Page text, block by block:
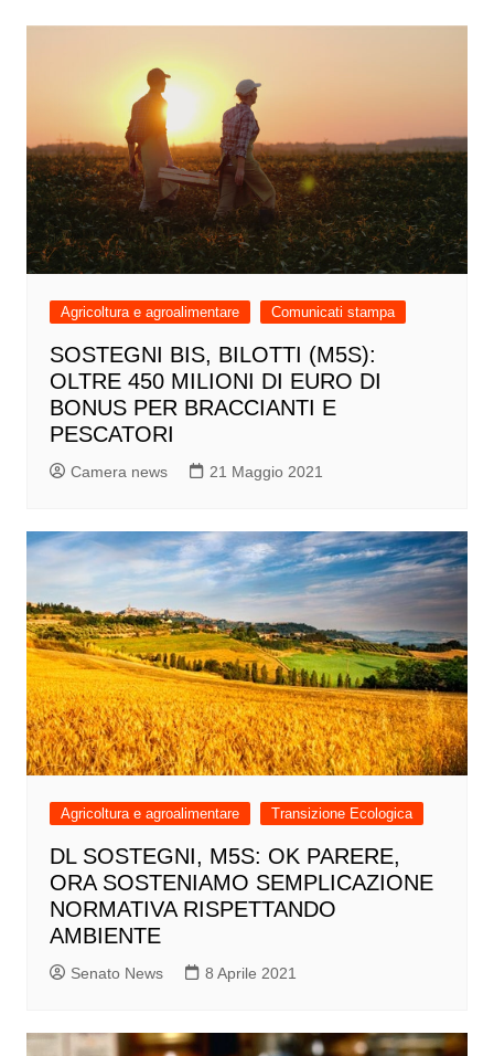
Agricoltura e agroalimentare Comunicati stampa
SOSTEGNI BIS, BILOTTI (M5S):
OLTRE 450 MILIONI DI EURO DI
BONUS PER BRACCIANTI E
PESCATORI
Camera news 21 Maggio 2021
Agricoltura e agroalimentare Transizione Ecologica
DL SOSTEGNI, M5S: OK PARERE,
ORA SOSTENIAMO SEMPLICAZIONE
NORMATIVA RISPETTANDO
AMBIENTE
Senato News 8 Aprile 2021